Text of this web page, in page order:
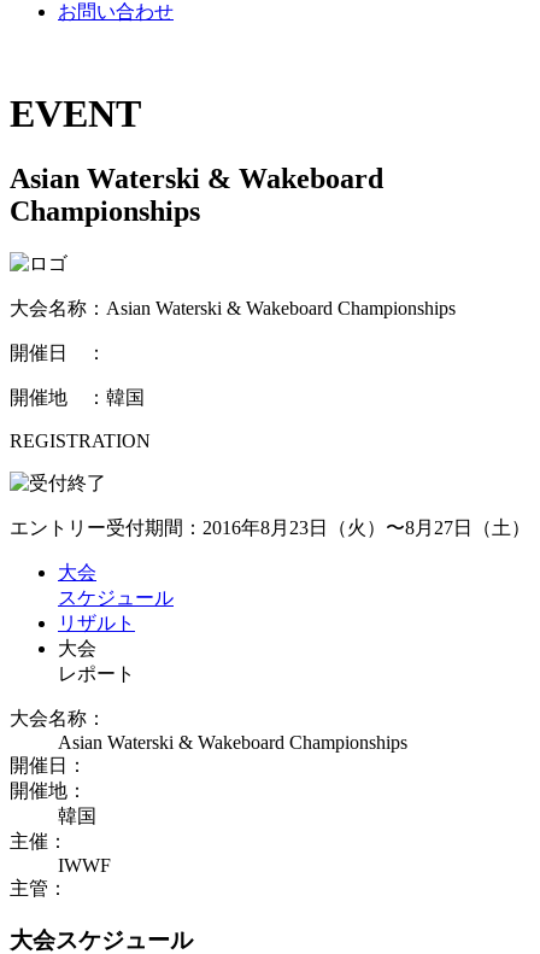
お問い合わせ
EVENT
Asian Waterski & Wakeboard
Championships
大会名称：Asian Waterski & Wakeboard Championships
開催日 ：
開催地 ：韓国
REGISTRATION
エントリー受付期間：2016年8月23日（火）〜8月27日（土）
大会
スケジュール
リザルト
大会
レポート
大会名称：
Asian Waterski & Wakeboard Championships
開催日：
開催地：
韓国
主催：
IWWF
主管：
大会スケジュール